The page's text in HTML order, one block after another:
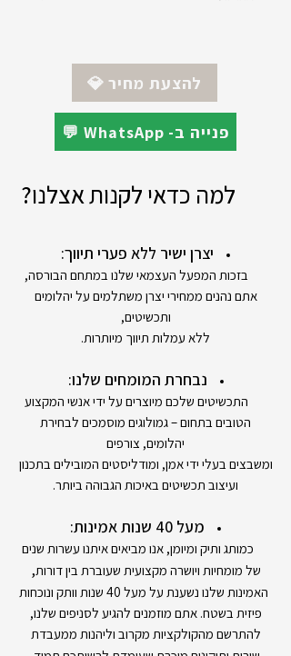
💎 להצעת מחיר
💬 WhatsApp -פנייה ב
למה כדאי לקנות אצלנו?
יצרן ישיר ללא פערי תיווך:
בזכות המפעל העצמאי שלנו במתחם הבורסה,
אתם נהנים ממחירי יצרן משתלמים על יהלומים
ותכשיטים,
ללא עמלות תיווך מיותרות.
נבחרת המומחים שלנו:
התכשיטים שלכם מיוצרים על ידי אנשי המקצוע
הטובים בתחום – גמולוגים מוסמכים לבחירת
יהלומים, צורפים
ומשבצים בעלי ידי אמן, ומודליסטים המובילים בתכנון
ועיצוב תכשיטים באיכות הגבוהה ביותר.
מעל 40 שנות אמינות:
כמותג ותיק ומיומן, אנו מביאים איתנו עשרות שנים
של מומחיות ויושרה מקצועית שעוברת בין דורות,
האמינות שלנו נשענת על מעל 40 שנות וותק ונוכחות
פיזית בשטח. אתם מוזמנים להגיע לסניפים שלנו,
להתרשם מהקולקציות מקרוב וליהנות ממעבדת